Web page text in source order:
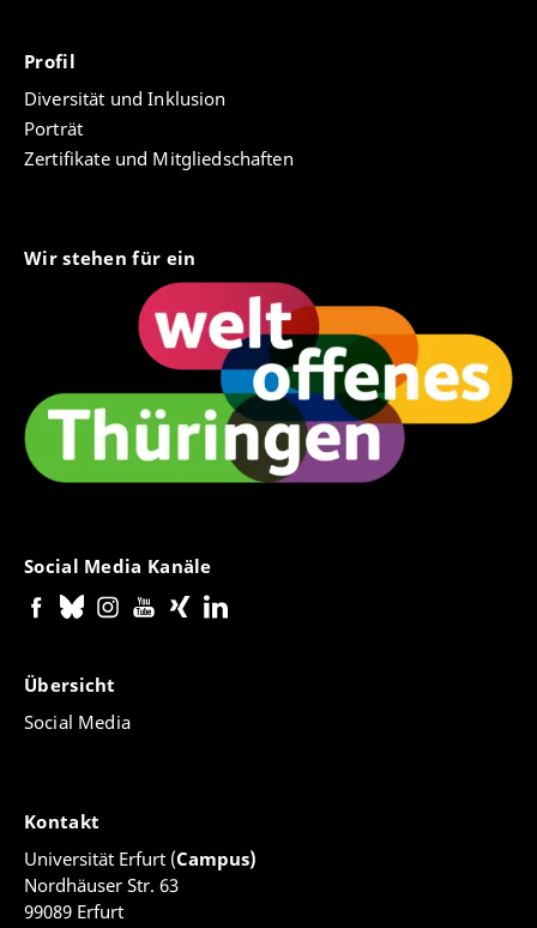
Profil
Diversität und Inklusion
Porträt
Zertifikate und Mitgliedschaften
Wir stehen für ein
Social Media Kanäle
Übersicht
Social Media
Kontakt
Universität Erfurt (Campus)
Nordhäuser Str. 63
99089 Erfurt